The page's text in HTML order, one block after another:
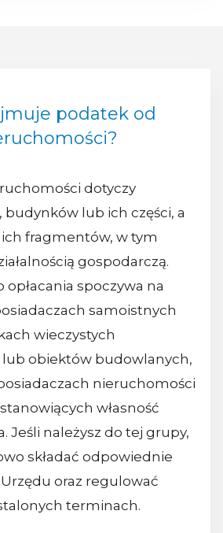
podatek od
dotyczy
lub ich części, a
fragmentów, w tym
gospodarczą.
opłacania spoczywa na
samoistnych
wieczystych
obiektów budowlanych,
nieruchomości
własność
Jeśli należysz do tej grupy,
składać odpowiednie
oraz regulować
terminach.